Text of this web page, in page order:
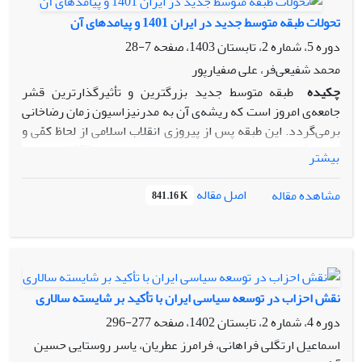
تاریخی احزاب سیاسی، مختصات و کارویژه‌های آن‌ها و همچنین
دلایل عدم موفقیت احزاب سیاسی در ایران، با بهره‌برداری از
منابع کتابخانه‌ای، سه دیدگاه فوق‌الذکر را مورد بررسی قرار داده
و امکان جمع میان این دیدگاه‌ها را، علی‌الخصوص در مورد فعالیت
احزاب سیاسی در ایران، مطرح سازد.
تحولات طبقه متوسط جدید در ایران 1401 و پیامدهای آن
دوره 5، شماره 2، تابستان 1403، صفحه
7-28
محمد شفیعی‌فر، علی صفیارپور
چکیده طبقه متوسط جدید بزرگترین و تأثیرگذارترین قشر
جامعه‌ی امروز است که ریشه‌ی آن به مدرنیزاسیون زمان رضاخانی
برمی‌گردد. این طبقه پس از پیروزی انقلاب اسلامی از لحاظ کمّی و
تحولات آن تأثیرگذاری بیشتری از خود به نمایش گذاشته‌است. طی
بیشتر میان طبقه متوسط جدید و نظام سیاسی جمهوری اسلامی
دنبال بررسی تحولات این طبقه و پاسخ به این پرسش است که
«طبقه متوسط جدید در ج.ا.ا تا بروز ناآرامی‌های سال 1401 چه
تحولاتی را طی کرده و پیامد آن چیست؟» داده‌های پژوهش نشان
می‌دهد که طبقه متوسط جدید در ایران ظرفیت بالایی در ابعاد
گسترده اجتماعی، سیاسی و فرهنگی دارد که می‌تواند مورد
بیشتر
مشاهده مقاله
اصل مقاله 841.16 K
نقش احزاب در توسعه ‌سیاسی ایران با تأکید بر شایسته ‌سالاری
دوره 4، شماره 2، تابستان 1402، صفحه
277-296
اسماعیل ارتگلی فراهانی، فرامرز عطریان، یاسر روستایی حسین